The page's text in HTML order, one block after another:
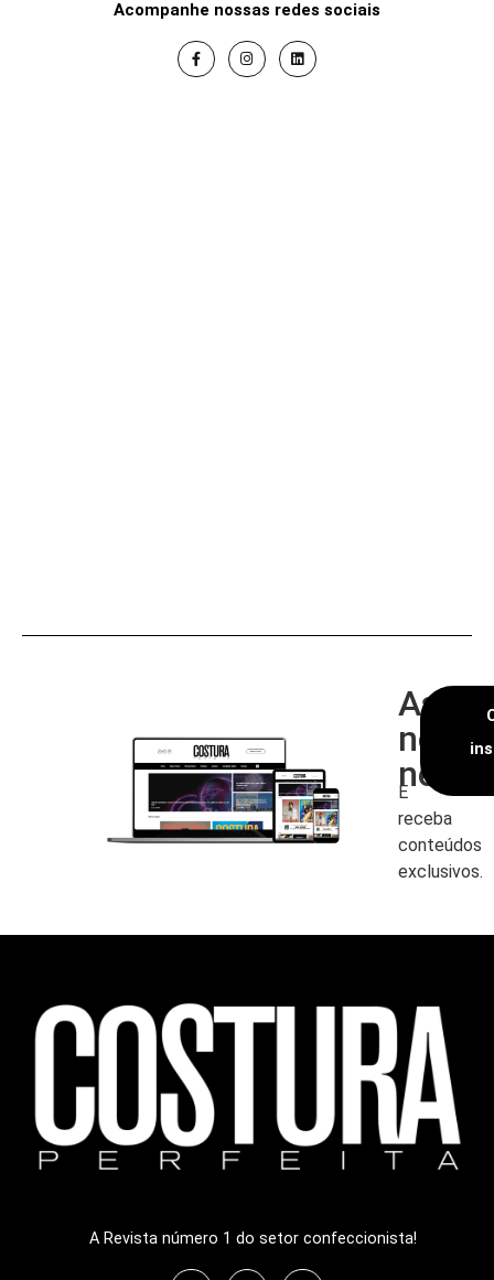
Acompanhe nossas redes sociais
nossa
E
receba
conteúdos
exclusivos.
A Revista número 1 do setor confeccionista!